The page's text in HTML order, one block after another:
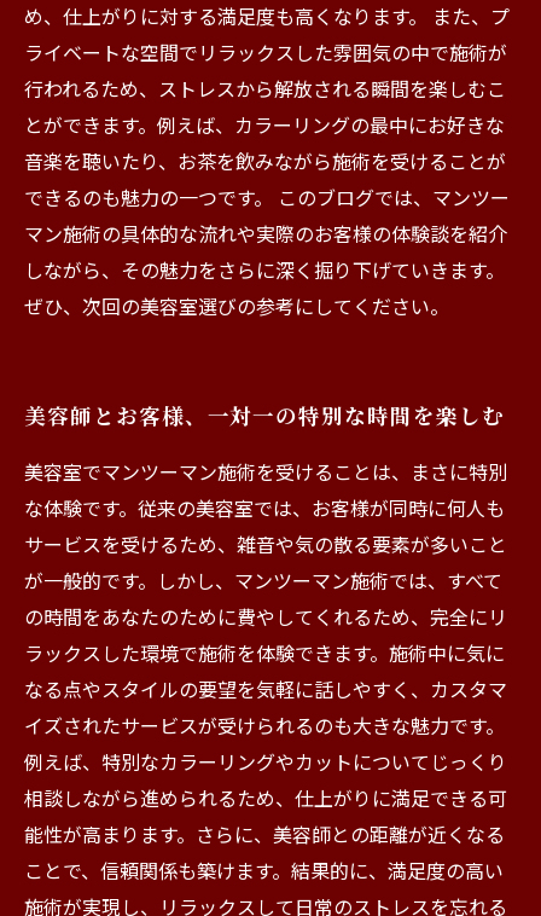
め、仕上がりに対する満足度も高くなります。 また、プ
ライベートな空間でリラックスした雰囲気の中で施術が
行われるため、ストレスから解放される瞬間を楽しむこ
とができます。例えば、カラーリングの最中にお好きな
音楽を聴いたり、お茶を飲みながら施術を受けることが
できるのも魅力の一つです。 このブログでは、マンツー
マン施術の具体的な流れや実際のお客様の体験談を紹介
しながら、その魅力をさらに深く掘り下げていきます。
ぜひ、次回の美容室選びの参考にしてください。
美容師とお客様、一対一の特別な時間を楽しむ
美容室でマンツーマン施術を受けることは、まさに特別
な体験です。従来の美容室では、お客様が同時に何人も
サービスを受けるため、雑音や気の散る要素が多いこと
が一般的です。しかし、マンツーマン施術では、すべて
の時間をあなたのために費やしてくれるため、完全にリ
ラックスした環境で施術を体験できます。施術中に気に
なる点やスタイルの要望を気軽に話しやすく、カスタマ
イズされたサービスが受けられるのも大きな魅力です。
例えば、特別なカラーリングやカットについてじっくり
相談しながら進められるため、仕上がりに満足できる可
能性が高まります。さらに、美容師との距離が近くなる
ことで、信頼関係も築けます。結果的に、満足度の高い
施術が実現し、リラックスして日常のストレスを忘れる